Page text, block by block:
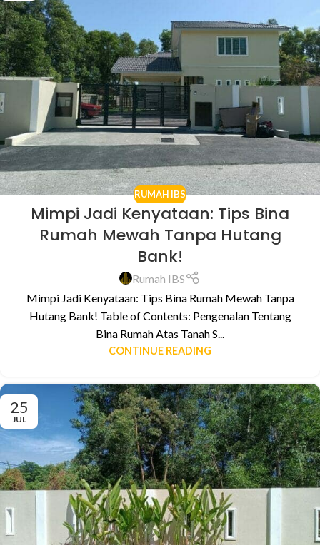
RUMAH IBS
Mimpi Jadi Kenyataan: Tips Bina
Rumah Mewah Tanpa Hutang
Bank!
Rumah IBS
Mimpi Jadi Kenyataan: Tips Bina Rumah Mewah Tanpa
Hutang Bank! Table of Contents: Pengenalan Tentang
Bina Rumah Atas Tanah S...
CONTINUE READING
25
JUL